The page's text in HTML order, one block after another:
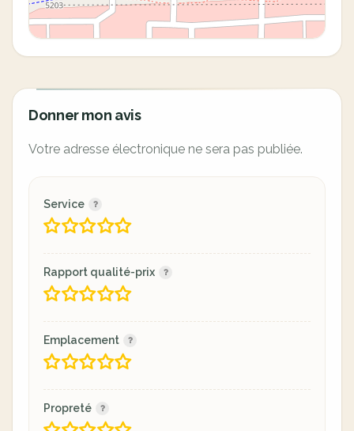
Donner mon avis
Votre adresse électronique ne sera pas publiée.
Service
Rapport qualité-prix
Emplacement
Propreté